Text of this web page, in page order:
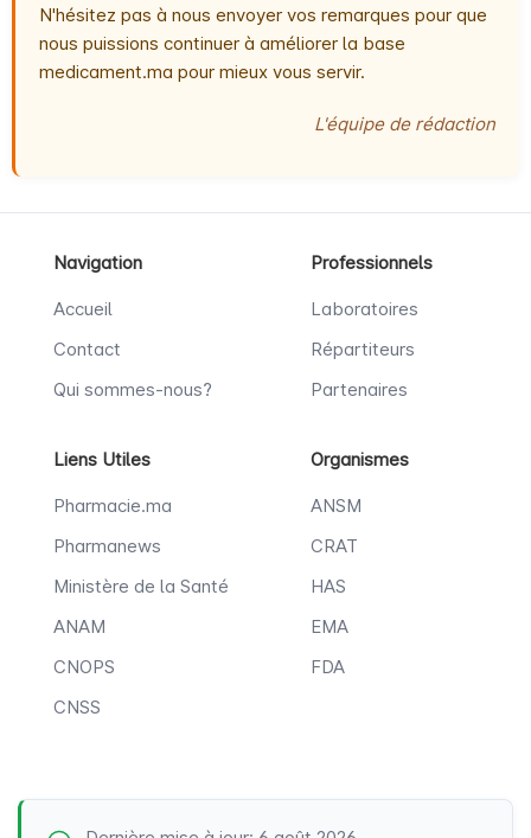
N'hésitez pas à nous envoyer vos remarques pour que
nous puissions continuer à améliorer la base
medicament.ma pour mieux vous servir.
L'équipe de rédaction
Navigation
Accueil
Contact
Qui sommes-nous?
Professionnels
Laboratoires
Répartiteurs
Partenaires
Liens Utiles
Pharmacie.ma
Pharmanews
Ministère de la Santé
ANAM
CNOPS
CNSS
Organismes
ANSM
CRAT
HAS
EMA
FDA